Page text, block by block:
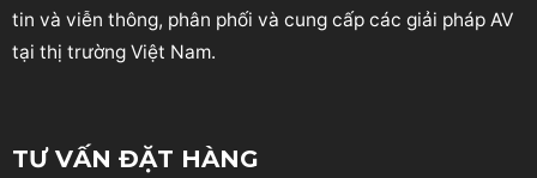
tin và viễn thông, phân phối và cung cấp các giải pháp AV
tại thị trường Việt Nam.
TƯ VẤN ĐẶT HÀNG